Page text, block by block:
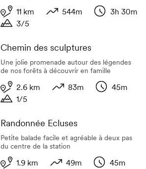
Longueur
11 km
544m
3h 30m
3/5
Chemin des sculptures
Une jolie promenade autour des légendes
de nos forêts à découvrir en famille
Longueur
2.6 km
83m
45m
1/5
Randonnée Ecluses
Petite balade facile et agréable à deux pas
du centre de la station
1.9 km
49m
45m